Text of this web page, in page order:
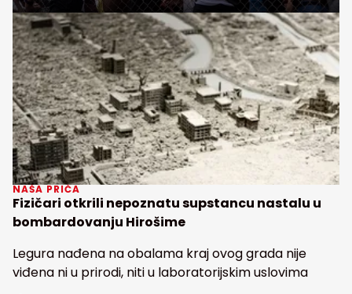
NAŠA PRIČA
Fizičari otkrili nepoznatu supstancu nastalu u
bombardovanju Hirošime
Legura nađena na obalama kraj ovog grada nije
viđena ni u prirodi, niti u laboratorijskim uslovima